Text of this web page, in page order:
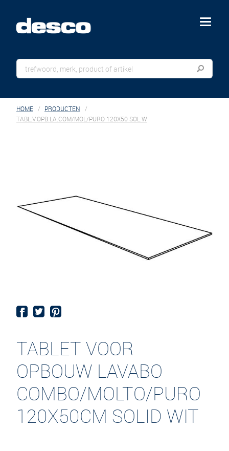
menu
HOME
PRODUCTEN
TABL.V.OPB.LA.COM/MOL/PURO 120X50 SOL.W
TABLET VOOR
OPBOUW LAVABO
COMBO/MOLTO/PURO
120X50CM SOLID WIT